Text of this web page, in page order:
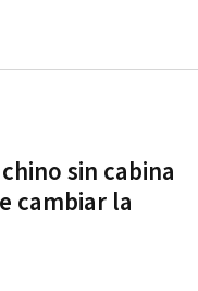
sin cabina
cambiar la